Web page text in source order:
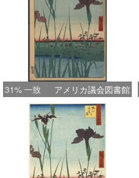
31% 一致 アメリカ議会図書館